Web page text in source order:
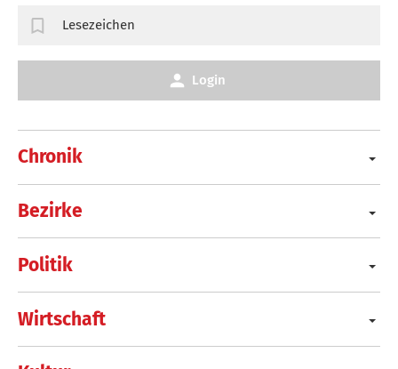
Chronik
Bezirke
Politik
Wirtschaft
Lesezeichen
Login